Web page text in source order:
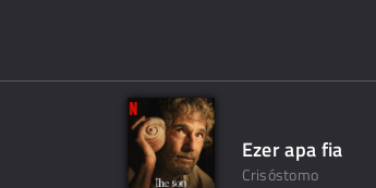
Ezer apa fia
Crisóstomo